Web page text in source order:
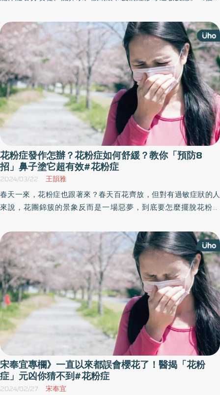
粉接觸的秘訣與花粉過敏舒緩方法，只要掌握正確預防措施，就能
安心享受美好的春季生活。
花粉症發作怎辦？花粉症如何舒緩？教你「預防8
招」鼻子塗它超有效#花粉症
2024/03/22 王韻雅
春天一來，花粉症也跟著來？春天百花齊放，但對有過敏症狀的人
來說，花團錦簇的景象反而是一場惡夢，到底要怎麼擺脫花粉症
花粉症好發族群、花粉症舒緩與花粉症預防，這個春天不再為花粉
症困擾！
宋奉宜專欄》一直以來都誤會櫻花了！醫揭「花粉
症」元凶你猜不到#花粉症
2024/02/27 宋奉宜